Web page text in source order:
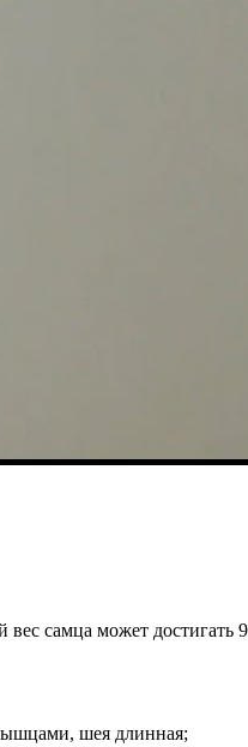
самца может достигать 9
шея длинная;